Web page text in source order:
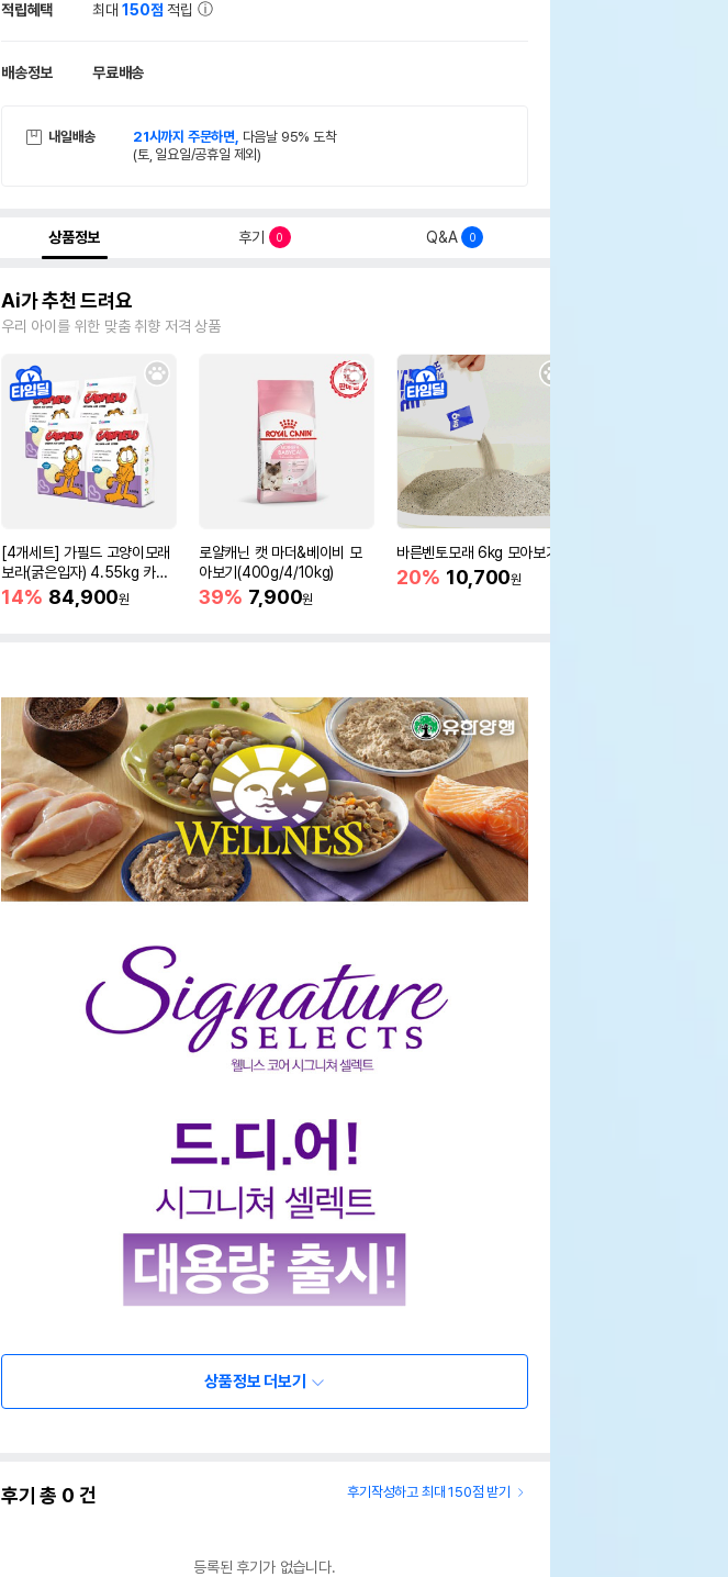
적립혜택 최대150점 적립
배송정보 무료배송
내일배송 21시까지 주문하면, 다음날 95% 도착
(토, 일요일/공휴일 제외)
상품정보 후기 0 Q&A 0
Ai가 추천 드려요
우리 아이를 위한 맞춤 취향 저격 상품
[4개세트] 가필드 고양이모래
보라(굵은입자) 4.55kg 카사
바모래
14% 84,900원
로얄캐닌 캣 마더&베이비 모
아보기(400g/4/10kg)
39% 7,900원
바른벤토모래 6kg 모아보기
20% 10,700원
상품정보 더보기
후기 총 0 건 후기작성하고 최대 150점 받기
등록된 후기가 없습니다.